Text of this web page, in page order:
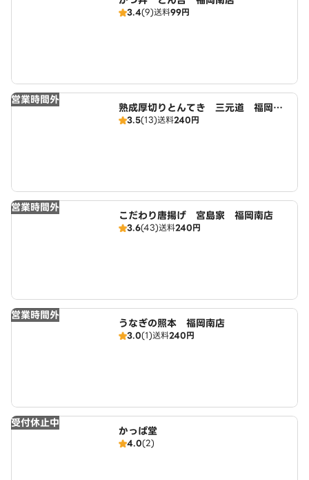
3.4(9)送料99円
営業時間外
熟成厚切りとんてき 三元道 福岡南
店3.5(13)送料240円
営業時間外
こだわり唐揚げ 宮島家 福岡南店
3.6(43)送料240円
営業時間外
うなぎの照本 福岡南店
3.0(1)送料240円
受付休止中
かっぱ堂
4.0(2)